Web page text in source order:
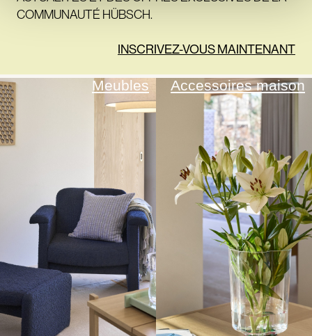
COMMUNAUTÉ HÜBSCH.
INSCRIVEZ-VOUS MAINTENANT
Meubles Accessoires maison